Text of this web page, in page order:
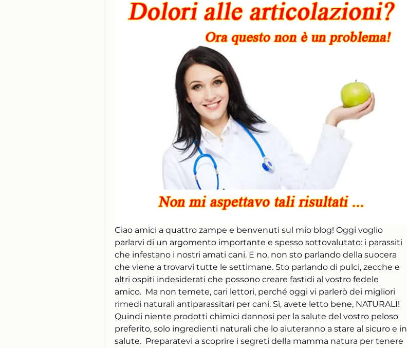
Ciao amici a quattro zampe e benvenuti sul mio blog! Oggi voglio
parlarvi di un argomento importante e spesso sottovalutato: i parassiti
che infestano i nostri amati cani. E no, non sto parlando della suocera
che viene a trovarvi tutte le settimane. Sto parlando di pulci, zecche e
altri ospiti indesiderati che possono creare fastidi al vostro fedele
amico.  Ma non temete, cari lettori, perché oggi vi parlerò dei migliori
rimedi naturali antiparassitari per cani. Sì, avete letto bene, NATURALI!
Quindi niente prodotti chimici dannosi per la salute del vostro peloso
preferito, solo ingredienti naturali che lo aiuteranno a stare al sicuro e in
salute.  Preparatevi a scoprire i segreti della mamma natura per tenere